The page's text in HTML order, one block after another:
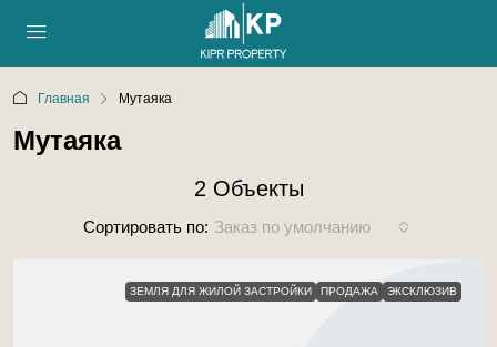
Главная Мутаяка
Мутаяка
2 Объекты
Сортировать по: Заказ по умолчанию
ЗЕМЛЯ ДЛЯ ЖИЛОЙ ЗАСТРОЙКИ ПРОДАЖА ЭКСКЛЮЗИВ